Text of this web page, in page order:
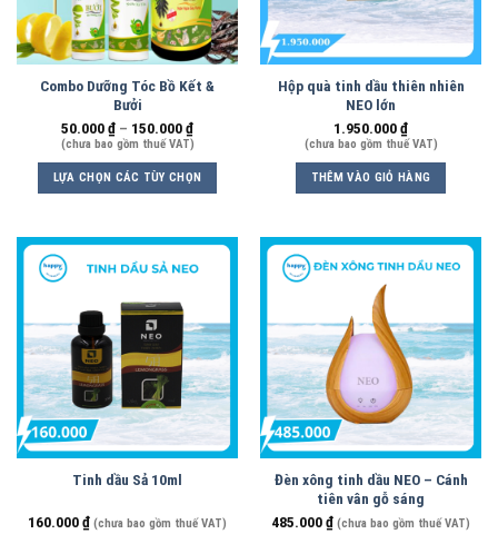
Combo Dưỡng Tóc Bồ Kết &
Bưởi
50.000₫ – 150.000₫
(chưa bao gồm thuế VAT)
LỰA CHỌN CÁC TÙY CHỌN
Hộp quà tinh dầu thiên nhiên
NEO lớn
1.950.000₫
(chưa bao gồm thuế VAT)
THÊM VÀO GIỎ HÀNG
Tinh dầu Sả 10ml
160.000₫ (chưa bao gồm thuế VAT)
Đèn xông tinh dầu NEO – Cánh
tiên vân gỗ sáng
485.000₫ (chưa bao gồm thuế VAT)